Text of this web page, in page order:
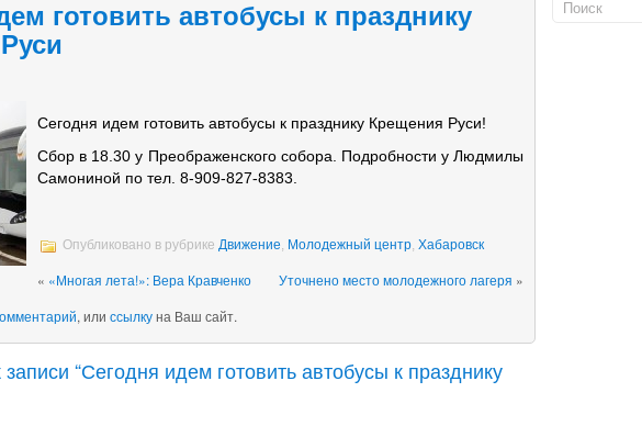
готовить автобусы к празднику
Сегодня идем готовить автобусы к празднику Крещения Руси!
Сбор в 18.30 у Преображенского собора. Подробности у Людмилы
Самониной по тел. 8-909-827-8383.
Опубликовано в рубрике Движение, Молодежный центр, Хабаровск
« «Многая лета!»: Вера Кравченко Уточнено место молодежного лагеря »
, или ссылкуна Ваш сайт.
“Сегодня идем готовить автобусы к празднику